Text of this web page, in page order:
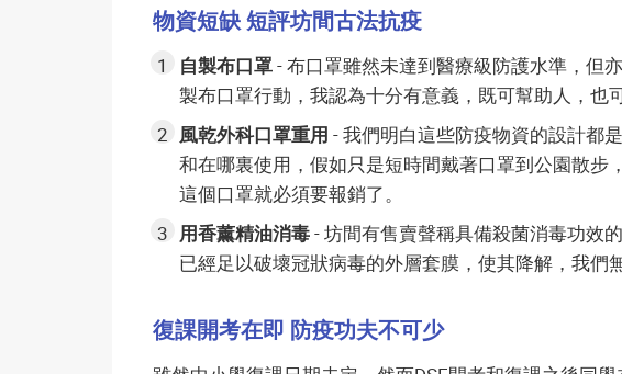
物資短缺 短評坊間古法抗疫
自製布口罩- 布口罩雖然未達到醫療級防護水準，但
製布口罩行動，我認為十分有意義，既可幫助人，也
風乾外科口罩重用 - 我們明白這些防疫物資的設計都
和在哪裏使用，假如只是短時間戴著口罩到公園散
這個口罩就必須要報銷了。
用香薰精油消毒- 坊間有售賣聲稱具備殺菌消毒功效
已經足以破壞冠狀病毒的外層套膜，使其降解，我們
復課開考在即 防疫功夫不可少